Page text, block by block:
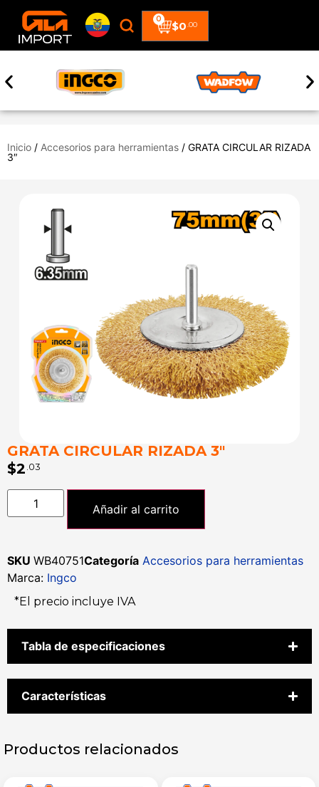
$0 .00
0
Inicio / Accesorios para herramientas / GRATA CIRCULAR RIZADA
3″
GRATA CIRCULAR RIZADA 3″
$2 .03
Añadir al carrito
SKU WB40751Categoría Accesorios para herramientas
Marca: Ingco
*El precio incluye IVA
Tabla de especificaciones
Características
Productos relacionados